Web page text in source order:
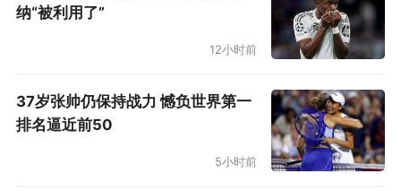
纳“被利用了”
12小时前
37岁张帅仍保持战力 憾负世界第一
排名逼近前50
5小时前